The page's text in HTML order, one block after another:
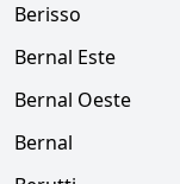
Berisso
Bernal Este
Bernal Oeste
Bernal